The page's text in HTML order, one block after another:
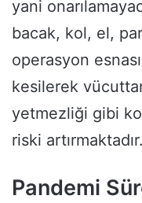
yani
bacak, kol, el,
operasyon
kesilerek
yetmezliği gibi
riski
Pandemi